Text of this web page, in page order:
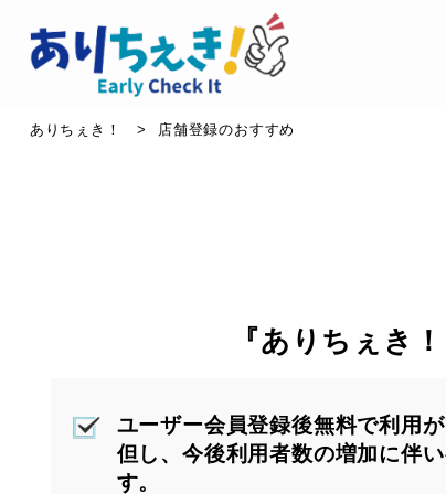
ありちぇき！ > 店舗登録のおすすめ
『ありちぇき
ユーザー会員登録後無料で利用が
但し、今後利用者数の増加に伴
す。